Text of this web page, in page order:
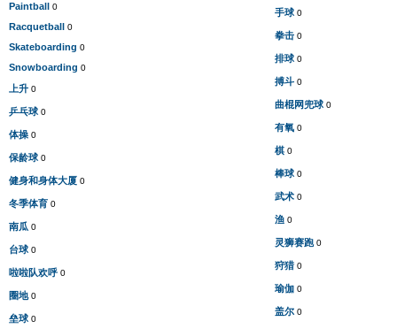
Paintball 0
Racquetball 0
Skateboarding 0
Snowboarding 0
上升 0
乒乓球 0
体操 0
保龄球 0
健身和身体大厦 0
冬季体育 0
南瓜 0
台球 0
啦啦队欢呼 0
圈地0
垒球 0
手球 0
拳击 0
排球 0
搏斗 0
曲棍网兜球 0
有氧 0
棋 0
棒球 0
武术 0
渔 0
灵狮赛跑0
狩猎 0
瑜伽 0
盖尔 0